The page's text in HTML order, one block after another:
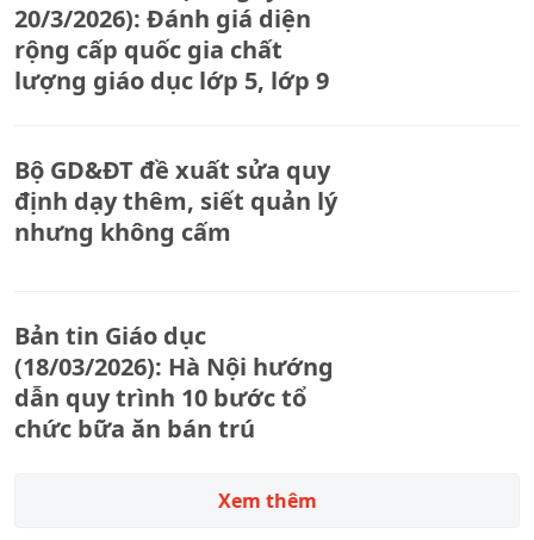
20/3/2026): Đánh giá diện
rộng cấp quốc gia chất
lượng giáo dục lớp 5, lớp 9
Bộ GD&ĐT đề xuất sửa quy
định dạy thêm, siết quản lý
nhưng không cấm
Bản tin Giáo dục
(18/03/2026): Hà Nội hướng
dẫn quy trình 10 bước tổ
chức bữa ăn bán trú
Xem thêm